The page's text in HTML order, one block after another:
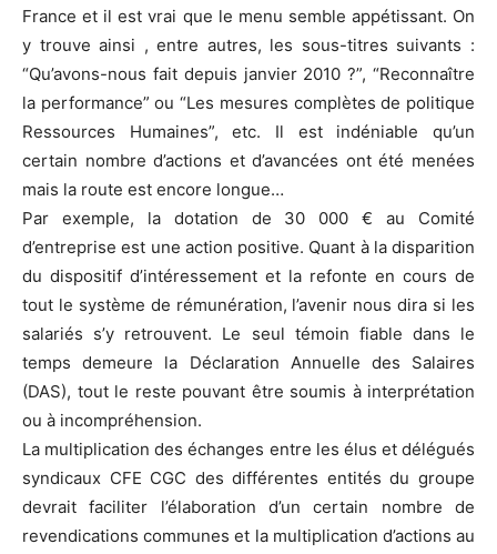
France et il est vrai que le menu semble appétissant. On
y trouve ainsi , entre autres, les sous-titres suivants :
“Qu’avons-nous fait depuis janvier 2010 ?”, “Reconnaître
la performance” ou “Les mesures complètes de politique
Ressources Humaines”, etc. Il est indéniable qu’un
certain nombre d’actions et d’avancées ont été menées
mais la route est encore longue…
Par exemple, la dotation de 30 000 € au Comité
d’entreprise est une action positive. Quant à la disparition
du dispositif d’intéressement et la refonte en cours de
tout le système de rémunération, l’avenir nous dira si les
salariés s’y retrouvent. Le seul témoin fiable dans le
temps demeure la Déclaration Annuelle des Salaires
(DAS), tout le reste pouvant être soumis à interprétation
ou à incompréhension.
La multiplication des échanges entre les élus et délégués
syndicaux CFE CGC des différentes entités du groupe
devrait faciliter l’élaboration d’un certain nombre de
revendications communes et la multiplication d’actions au